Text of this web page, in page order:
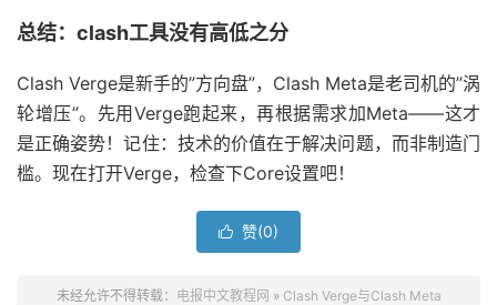
总结：clash工具没有高低之分
Clash Verge是新手的”方向盘”，Clash Meta是老司机的”涡
轮增压”。先用Verge跑起来，再根据需求加Meta——这才
是正确姿势！记住：技术的价值在于解决问题，而非制造门
槛。现在打开Verge，检查下Core设置吧！
 赞(0)
未经允许不得转载： 电报中文教程网 » Clash Verge与Clash Meta